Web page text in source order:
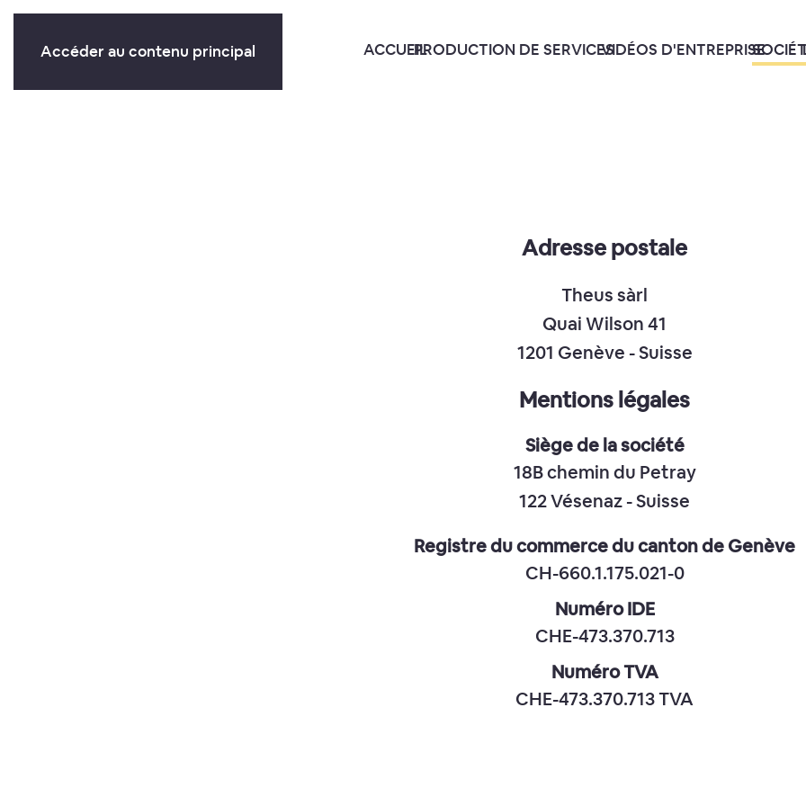
Accéder au contenu principal ACCUEILPRODUCTION DE SERVICESVIDÉOS D'ENTREPRISE
Adresse postale
Theus sàrl
Quai Wilson 41
1201 Genève - Suisse
Mentions légales
Siège de la société
18B chemin du Petray
122 Vésenaz - Suisse
Registre du commerce du canton de Genève
CH-660.1.175.021-0
Numéro IDE
CHE-473.370.713
Numéro TVA
CHE-473.370.713 TVA